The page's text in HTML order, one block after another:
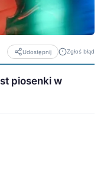
Udostępnij Zgłoś błąd
piosenki w